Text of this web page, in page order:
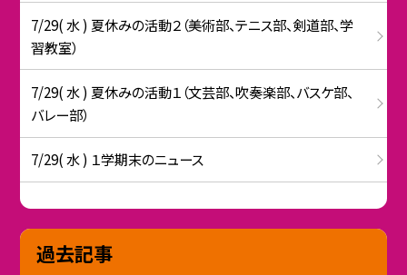
7/29( 水 ) 夏休みの活動２（美術部、テニス部、剣道部、学
習教室）
7/29( 水 ) 夏休みの活動１（文芸部、吹奏楽部、バスケ部、
バレー部）
7/29( 水 ) １学期末のニュース
過去記事